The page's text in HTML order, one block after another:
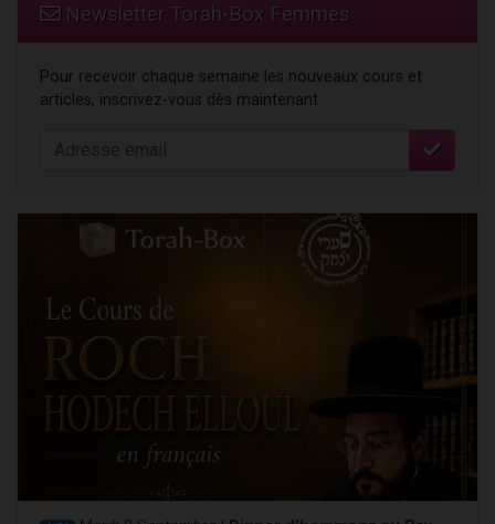
Newsletter Torah-Box Femmes
Pour recevoir chaque semaine les nouveaux cours et
articles, inscrivez-vous dès maintenant :